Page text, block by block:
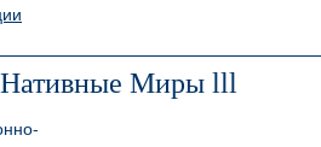
Миры lll